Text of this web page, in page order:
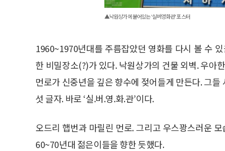
▲낙원상가에 붙어있는 '실버영화관' 포스터
1960~1970년대를 주름잡았던 영화를 다시 볼 수
한 비밀장소(?)가 있다. 낙원상가의 건물 외벽. 우아
먼로가 신중년을 깊은 향수에 젖어들게 만든다. 그
섯 글자. 바로 ‘실.버.영.화.관’이다.
오드리 햅번과 마릴린 먼로. 그리고 우스꽝스러운
60~70년대 젊은이들을 향한 듯했다.